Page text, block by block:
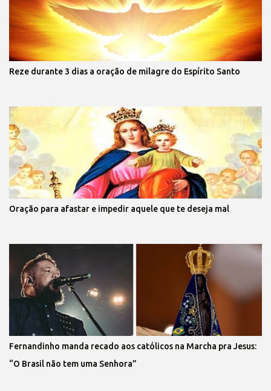
Reze durante 3 dias a oração de milagre do Espírito Santo
Oração para afastar e impedir aquele que te deseja mal
Fernandinho manda recado aos católicos na Marcha pra Jesus:
“O Brasil não tem uma Senhora”